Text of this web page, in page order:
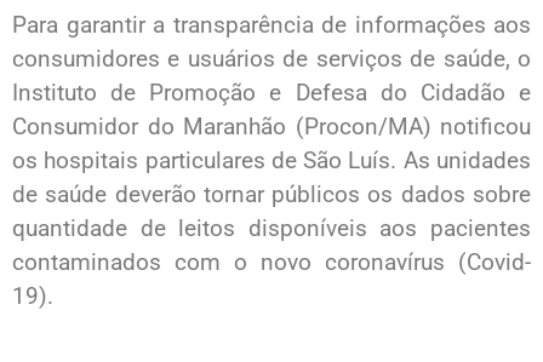
Para garantir a transparência de informações aos
consumidores e usuários de serviços de saúde, o
Instituto de Promoção e Defesa do Cidadão e
Consumidor do Maranhão (Procon/MA) notificou
os hospitais particulares de São Luís. As unidades
de saúde deverão tornar públicos os dados sobre
quantidade de leitos disponíveis aos pacientes
contaminados com o novo coronavírus (Covid-
19).